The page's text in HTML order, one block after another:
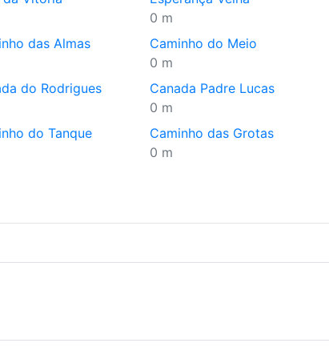
0 m
das Almas
Caminho do Meio
0 m
do Rodrigues
Canada Padre Lucas
0 m
do Tanque
Caminho das Grotas
0 m